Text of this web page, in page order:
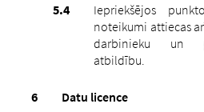
Iepriekšējos
noteikumi attiecas
darbinieku un
atbildību.
Datu licence